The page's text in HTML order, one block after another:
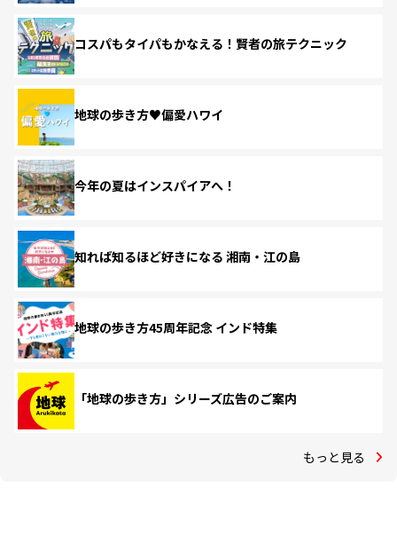
コスパもタイパもかなえる！賢者の旅テクニック
地球の歩き方♥偏愛ハワイ
今年の夏はインスパイアへ！
知れば知るほど好きになる 湘南・江の島
地球の歩き方45周年記念 インド特集
「地球の歩き方」シリーズ広告のご案内
もっと見る